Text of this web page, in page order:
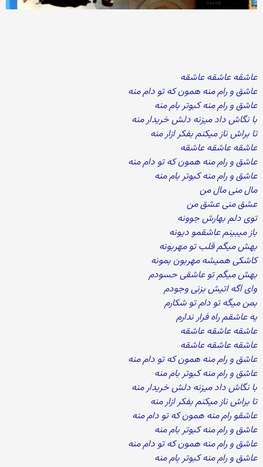
عاشقه عاشقه عاشقه
عاشق و رام منه همون که تو دام منه
عاشق و رام منه کبوتر بام منه
با نگاش داد میزنه دلش خریدار منه
تا براش ناز میکنم بفکر ازار منه
عاشقه عاشقه عاشقه
عاشق و رام منه همون که تو دام منه
عاشق و رام منه کبوتر بام منه
مال منی مال من
عشق منی عشق من
توی دلم بهارش جوونه
باز میبینم عاشقمو دیونه
بهش میگم قلب تو مهربونه
کاشکی همیشه مهربون بمونه
بهش میگم تو عاشقی حسودم
وای اگه اتیش بزنی وجودم
بمن میگه تو دام تو شکارم
یه عاشقم راه فرار ندارم
عاشقه عاشقه عاشقه
عاشقه عاشقه عاشقه
عاشق و رام منه همون که تو دام منه
عاشق و رام منه کبوتر بام منه
با نگاش داد میزنه دلش خریدار منه
تا براش ناز میکنم بفکر ازار منه
عاشقو رام منه همون که تو دام منه
عاشق و رام منه کبوتر بام منه
عاشق و رام منه همون که تو دام منه
عاشق و رام منه کبوتر بام منه